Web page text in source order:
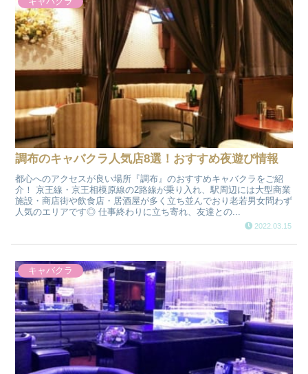
調布のキャバクラ人気店8選！おすすめ夜遊び情報
都心へのアクセスが良い場所『調布』のおすすめキャバクラをご紹
介！ 京王線・京王相模原線の2路線が乗り入れ、駅周辺には大型商業
施設・商店街や飲食店・居酒屋が多く立ち並んでおり老若男女問わず
人気のエリアです◎ 仕事終わりに立ち寄れ、友達との...
2022.03.15
キャバクラ